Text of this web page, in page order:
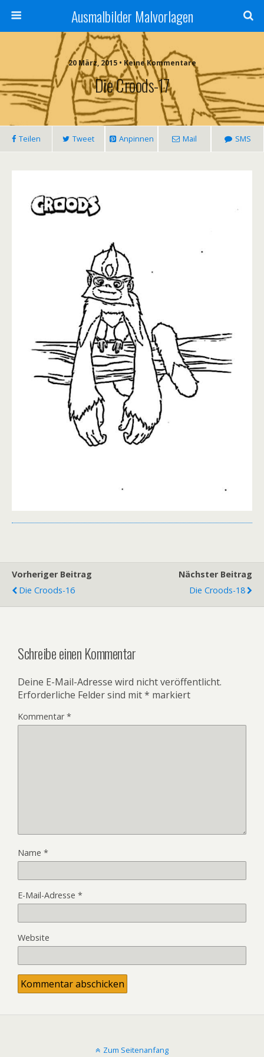
Ausmalbilder Malvorlagen
20 März, 2015 • Keine Kommentare
Die Croods-17
Teilen Tweet Anpinnen Mail SMS
Vorheriger Beitrag
Die Croods-16
Nächster Beitrag
Die Croods-18
Schreibe einen Kommentar
Deine E-Mail-Adresse wird nicht veröffentlicht.
Erforderliche Felder sind mit* markiert
Kommentar*
Name *
E-Mail-Adresse *
Website
Zum Seitenanfang